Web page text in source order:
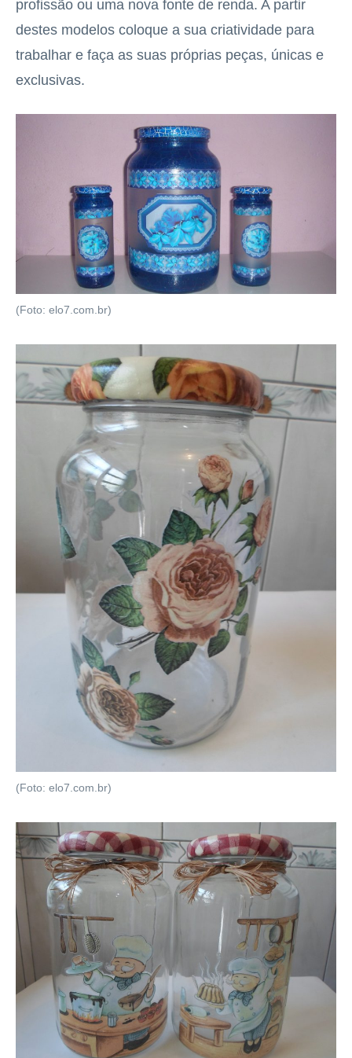
profissão ou uma nova fonte de renda. A partir
destes modelos coloque a sua criatividade para
trabalhar e faça as suas próprias peças, únicas e
exclusivas.
(Foto: elo7.com.br)
(Foto: elo7.com.br)